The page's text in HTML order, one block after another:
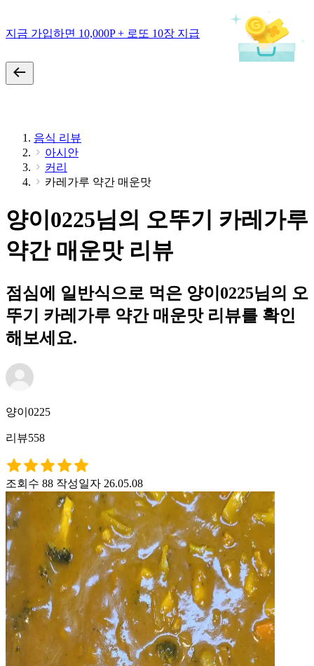
지금 가입하면 10,000P + 로또 10장 지급
음식 리뷰
아시안
커리
카레가루 약간 매운맛
양이0225님의 오뚜기 카레가루
약간 매운맛 리뷰
점심에 일반식으로 먹은 양이0225님의 오
뚜기 카레가루 약간 매운맛 리뷰를 확인
해보세요.
양이0225
리뷰558
조회수 88 작성일자 26.05.08